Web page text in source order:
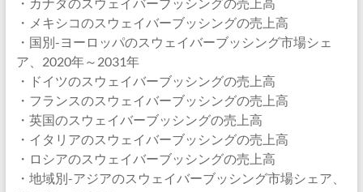
・メキシコのスウェイバーブッシングの売上高
・国別-ヨーロッパのスウェイバーブッシング市場シェ
ア、2020年～2031年
・ドイツのスウェイバーブッシングの売上高
・フランスのスウェイバーブッシングの売上高
・英国のスウェイバーブッシングの売上高
・イタリアのスウェイバーブッシングの売上高
・ロシアのスウェイバーブッシングの売上高
・地域別-アジアのスウェイバーブッシング市場シェア、